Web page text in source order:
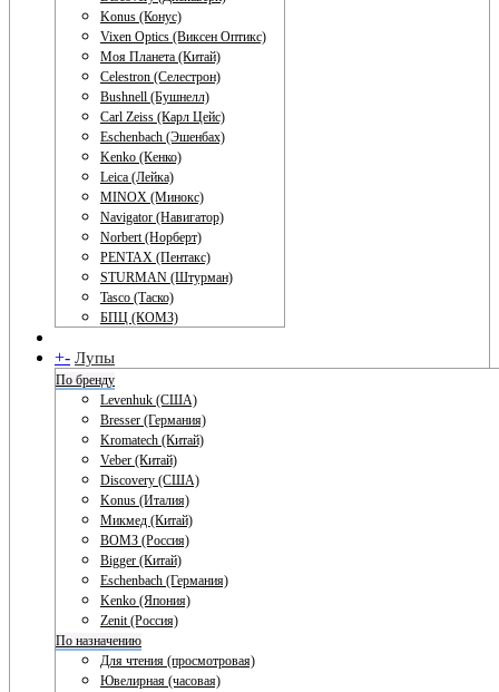
Konus (Конус)
Vixen Optics (Виксен Оптикс)
Моя Планета (Китай)
Celestron (Селестрон)
Bushnell (Бушнелл)
Carl Zeiss (Карл Цейс)
Eschenbach (Эшенбах)
Kenko (Кенко)
Leica (Лейка)
MINOX (Минокс)
Navigator (Навигатор)
Norbert (Норберт)
PENTAX (Пентакс)
STURMAN (Штурман)
Tasco (Таско)
БПЦ (КОМЗ)
+- Лупы
По бренду
Levenhuk (США)
Bresser (Германия)
Kromatech (Китай)
Veber (Китай)
Discovery (США)
Konus (Италия)
Микмед (Китай)
ВОМЗ (Россия)
Bigger (Китай)
Eschenbach (Германия)
Kenko (Япония)
Zenit (Россия)
По назначению
Для чтения (просмотровая)
Ювелирная (часовая)